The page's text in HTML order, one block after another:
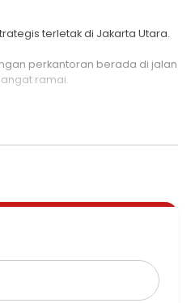
terletak di Jakarta Utara.
perkantoran berada di jalan
ramai.
menuju pelabuhan